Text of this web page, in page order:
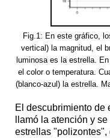
Fig.1: En este gráfico,
vertical) la magnitud, el
luminosa es la estrella.
el color o temperatura.
(blanco-azul) la estrella.
El descubrimiento de
llamó la atención y
estrellas "polizontes",